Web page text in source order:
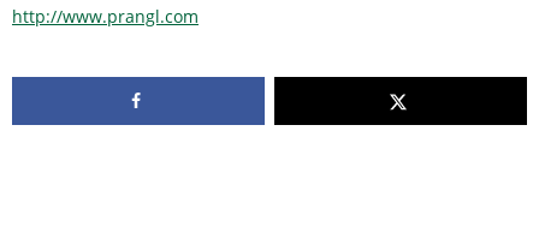
http://www.prangl.com